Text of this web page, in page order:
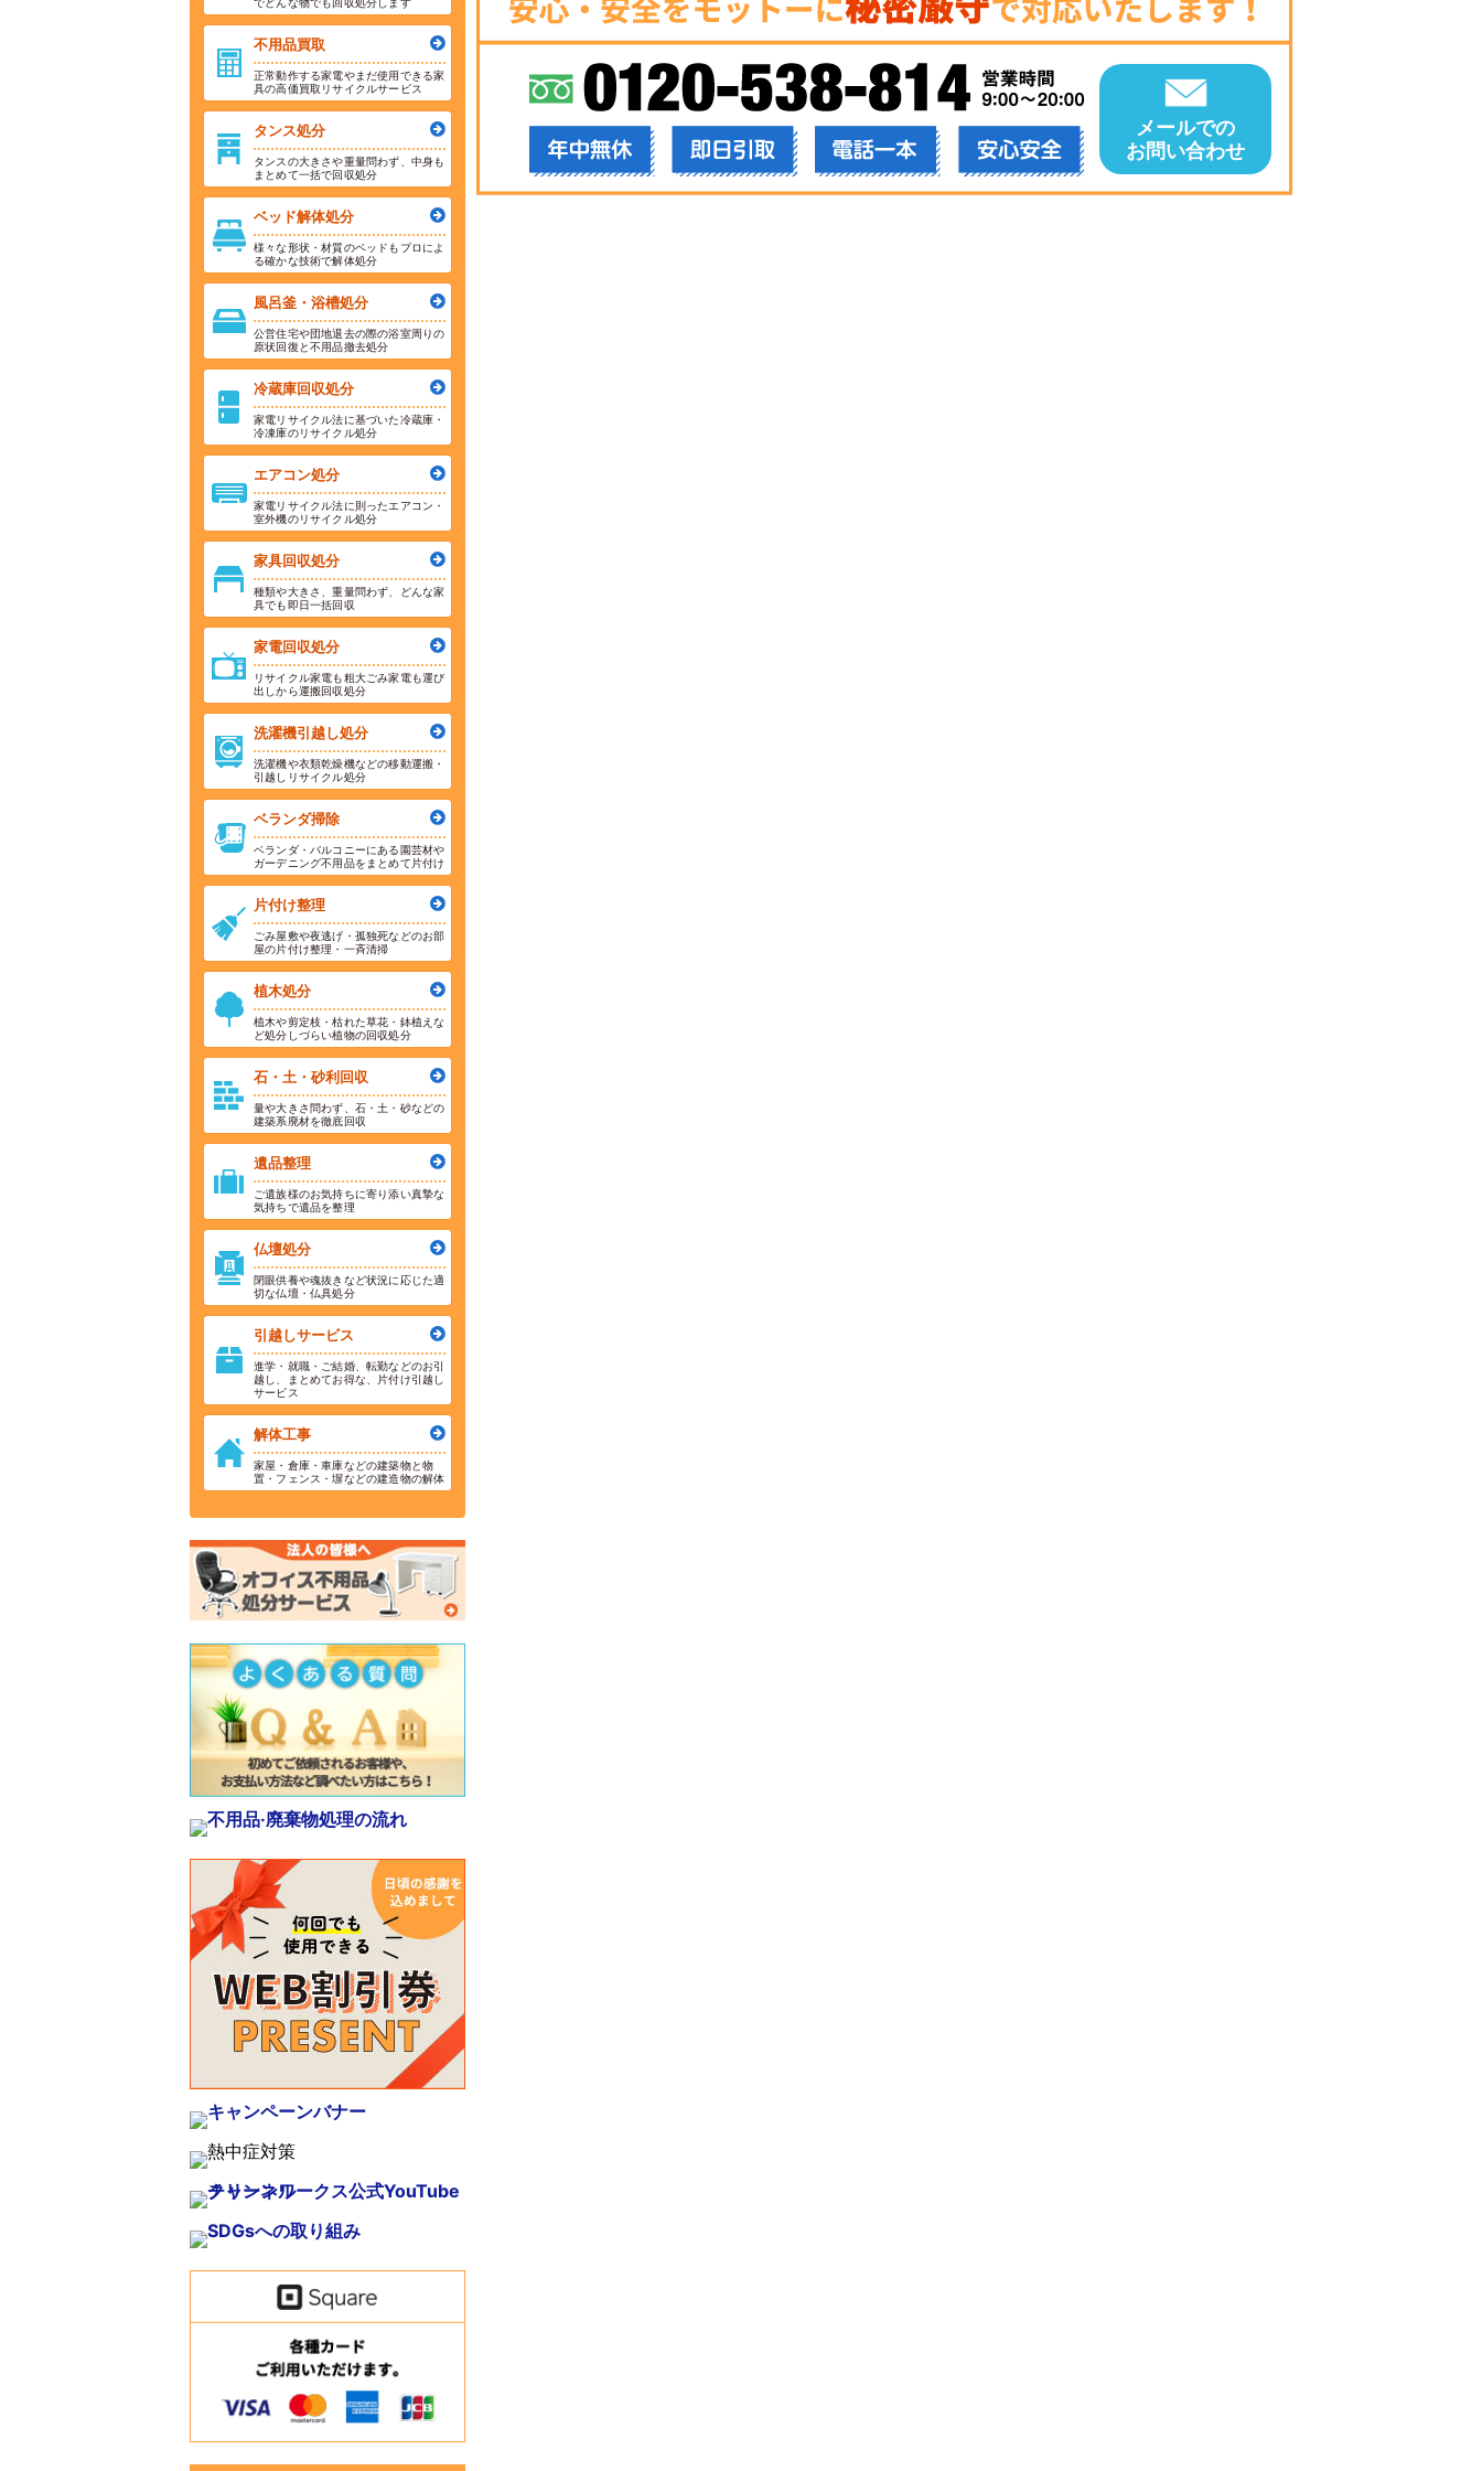
メールでの
お問い合わせ
不用品買取
正常動作する家電やまだ使用できる家
具の高価買取リサイクルサービス
タンス処分
タンスの大きさや重量問わず、中身も
まとめて一括で回収処分
ベッド解体処分
様々な形状・材質のベッドもプロによ
る確かな技術で解体処分
風呂釜・浴槽処分
公営住宅や団地退去の際の浴室周りの
原状回復と不用品撤去処分
冷蔵庫回収処分
家電リサイクル法に基づいた冷蔵庫・
冷凍庫のリサイクル処分
エアコン処分
家電リサイクル法に則ったエアコン・
室外機のリサイクル処分
家具回収処分
種類や大きさ、重量問わず、どんな家
具でも即日一括回収
家電回収処分
リサイクル家電も粗大ごみ家電も運び
出しから運搬回収処分
洗濯機引越し処分
洗濯機や衣類乾燥機などの移動運搬・
引越しリサイクル処分
ベランダ掃除
ベランダ・バルコニーにある園芸材や
ガーデニング不用品をまとめて片付け
片付け整理
ごみ屋敷や夜逃げ・孤独死などのお部
屋の片付け整理・一斉清掃
植木処分
植木や剪定枝・枯れた草花・鉢植えな
ど処分しづらい植物の回収処分
石・土・砂利回収
量や大きさ問わず、石・土・砂などの
建築系廃材を徹底回収
遺品整理
ご遺族様のお気持ちに寄り添い真摯な
気持ちで遺品を整理
仏壇処分
閉眼供養や魂抜きなど状況に応じた適
切な仏壇・仏具処分
引越しサービス
進学・就職・ご結婚、転勤などのお引
越し、まとめてお得な、片付け引越し
サービス
解体工事
家屋・倉庫・車庫などの建築物と物
置・フェンス・塀などの建造物の解体